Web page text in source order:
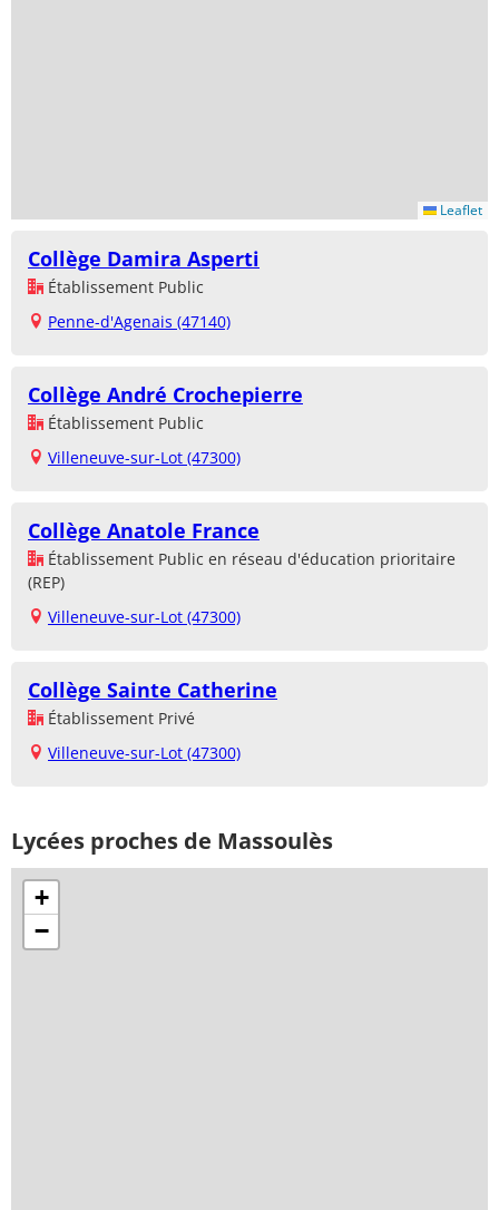
Leaflet
Collège Damira Asperti
Établissement Public
Penne-d'Agenais (47140)
Collège André Crochepierre
Établissement Public
Villeneuve-sur-Lot (47300)
Collège Anatole France
Établissement Public en réseau d'éducation prioritaire
(REP)
Villeneuve-sur-Lot (47300)
Collège Sainte Catherine
Établissement Privé
Villeneuve-sur-Lot (47300)
Lycées proches de Massoulès
+
−